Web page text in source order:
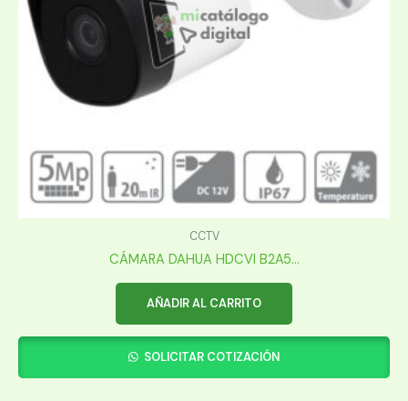
CCTV
CÁMARA DAHUA HDCVI B2A5...
AÑADIR AL CARRITO
SOLICITAR COTIZACIÓN